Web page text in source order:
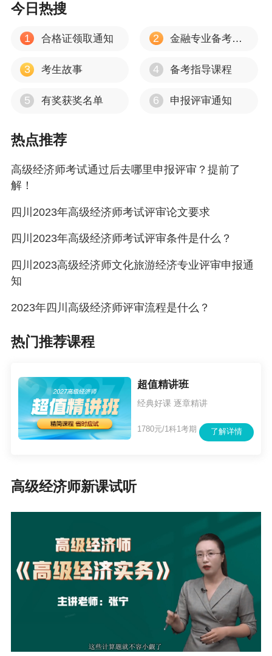
经济师。知识产权专业人员设初级、中级和高
级，初级职称只设助理级，高级职称分设副高级
产权师、高级知识产权师和正高级知识产权师。
人力资源管理专业人员设初级、中级和高级，初
级，名称依次为：助理人力资源管理师、人力资
源管理师、高级人力资源管理师和正高级人力资
源管理师。
第五条 本条件所指经济专业，包括工商、工业、
农业、文化旅游、金融、财税、运输、建筑、商
贸、知识产权、人力资源管理等。
（一）遵守国家法律法规，有良好的职业道德和
（二）坚持德才兼备、以德为先。坚持把品德放
在专业技术人员评价的首位，重点考察专业技术
专业技术人员的职业操守和从业行为，倡导科学
精神，强化社会责任，坚守道德底线。
（三）任现职以来，申报前规定任职年限的年度
考核结果均为合格以上。未建立考核机制的民营
企业，由专业技术人员所在单位提供书面说明。
（四）任现职期间，如有下列情况的不得申报或
今日热搜
1 合格证领取通知 2 金融专业备考心得
3 考生故事 4 备考指导课程
5 有奖获奖名单 6 申报评审通知
热点推荐
高级经济师考试通过后去哪里申报评审？提前了
解！
四川2023年高级经济师考试评审论文要求
四川2023年高级经济师考试评审条件是什么？
四川2023高级经济师文化旅游经济专业评审申报通
知
2023年四川高级经济师评审流程是什么？
热门推荐课程
超值精讲班
经典好课 逐章精讲
了解详情
1780元/1科1考期
高级经济师新课试听